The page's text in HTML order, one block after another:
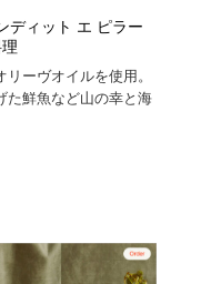
ディット エ ピラー
ーヴオイルを使用。
た鮮魚など山の幸と海